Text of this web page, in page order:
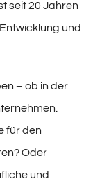
seit 20 Jahren
und
– ob in der
für den
Oder
und